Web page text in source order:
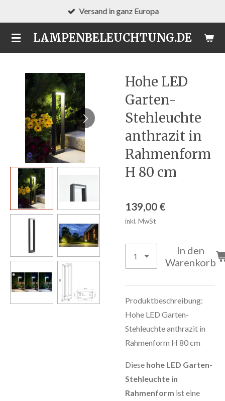
Hauptinhalt
springenLAMPENBELEUCHTUNG.DE
Versand in ganz Europa
Hohe LED
Garten-
Stehleuchte
anthrazit in
Rahmenform
H 80 cm
139,00 €
inkl. MwSt
In den
Warenkorb
Produktbeschreibung:
Hohe LED Garten-
Stehleuchte anthrazit in
Rahmenform H 80 cm
Diese hohe LED Garten-
Stehleuchte in
Rahmenform ist eine